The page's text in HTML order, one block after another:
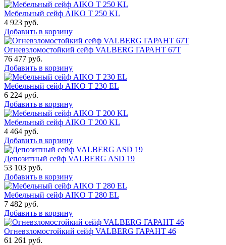
Мебельный сейф AIKO T 250 KL
4 923 руб.
Добавить в корзину
Огневзломостойкий сейф VALBERG ГАРАНТ 67T
76 477 руб.
Добавить в корзину
Мебельный сейф AIKO T 230 EL
6 224 руб.
Добавить в корзину
Мебельный сейф AIKO T 200 KL
4 464 руб.
Добавить в корзину
Депозитный сейф VALBERG ASD 19
53 103 руб.
Добавить в корзину
Мебельный сейф AIKO T 280 EL
7 482 руб.
Добавить в корзину
Огневзломостойкий сейф VALBERG ГАРАНТ 46
61 261 руб.